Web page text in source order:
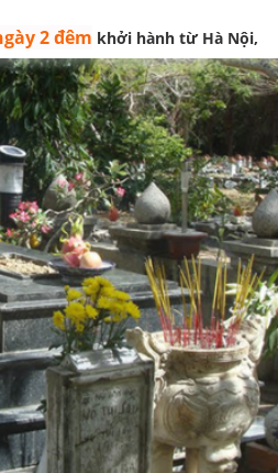
2 đêm khởi hành từ Hà Nội,